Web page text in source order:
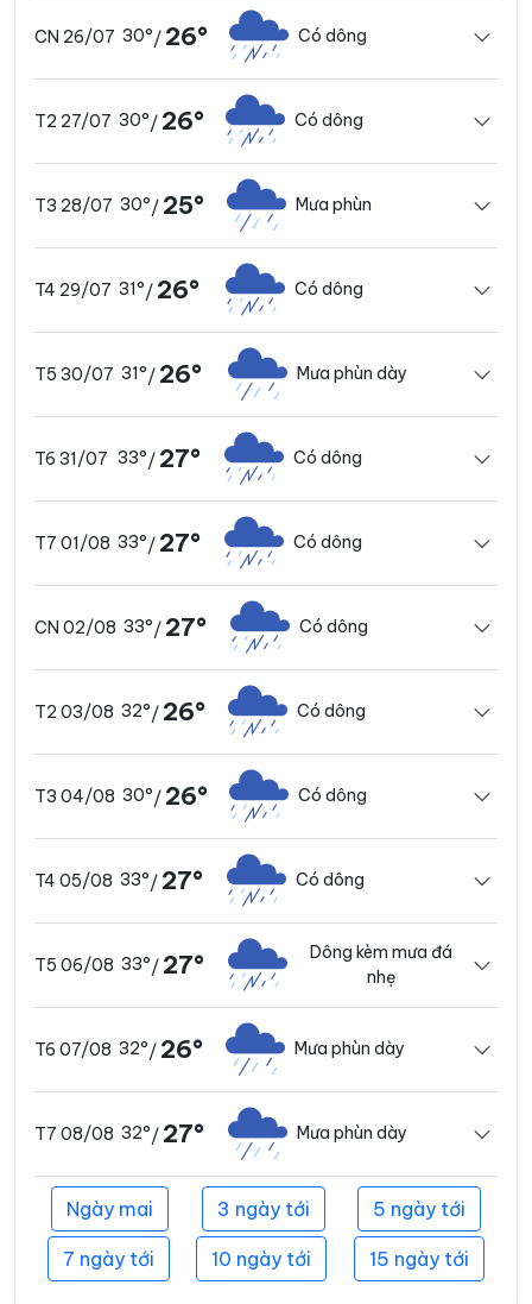
CN 26/07 30°/ 26° Có dông
T2 27/07 30°/ 26° Có dông
T3 28/07 30°/ 25° Mưa phùn
T4 29/07 31°/ 26° Có dông
T5 30/07 31°/ 26° Mưa phùn dày
T6 31/07 33°/ 27° Có dông
T7 01/08 33°/ 27° Có dông
CN 02/08 33°/ 27° Có dông
T2 03/08 32°/ 26° Có dông
T3 04/08 30°/ 26° Có dông
T4 05/08 33°/ 27° Có dông
T5 06/08 33°/ 27°
Dông kèm mưa đá
nhẹ
T6 07/08 32°/ 26° Mưa phùn dày
T7 08/08 32°/ 27° Mưa phùn dày
Ngày mai 3 ngày tới 5 ngày tới
7 ngày tới 10 ngày tới 15 ngày tới